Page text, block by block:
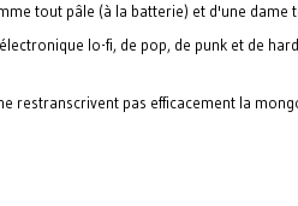
tout pâle (à la batterie) et d'une dame
lo-fi, de pop, de punk et de
restranscrivent pas efficacement la